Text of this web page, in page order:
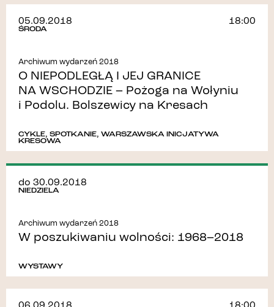
05.09.2018
ŚRODA
18:00
Archiwum wydarzeń 2018
O NIEPODLEGŁĄ I JEJ GRANICE
NA WSCHODZIE – Pożoga na Wołyniu
i Podolu. Bolszewicy na Kresach
CYKLE, SPOTKANIE, WARSZAWSKA INICJATYWA
KRESOWA
do 30.09.2018
NIEDZIELA
Archiwum wydarzeń 2018
W poszukiwaniu wolności: 1968–2018
WYSTAWY